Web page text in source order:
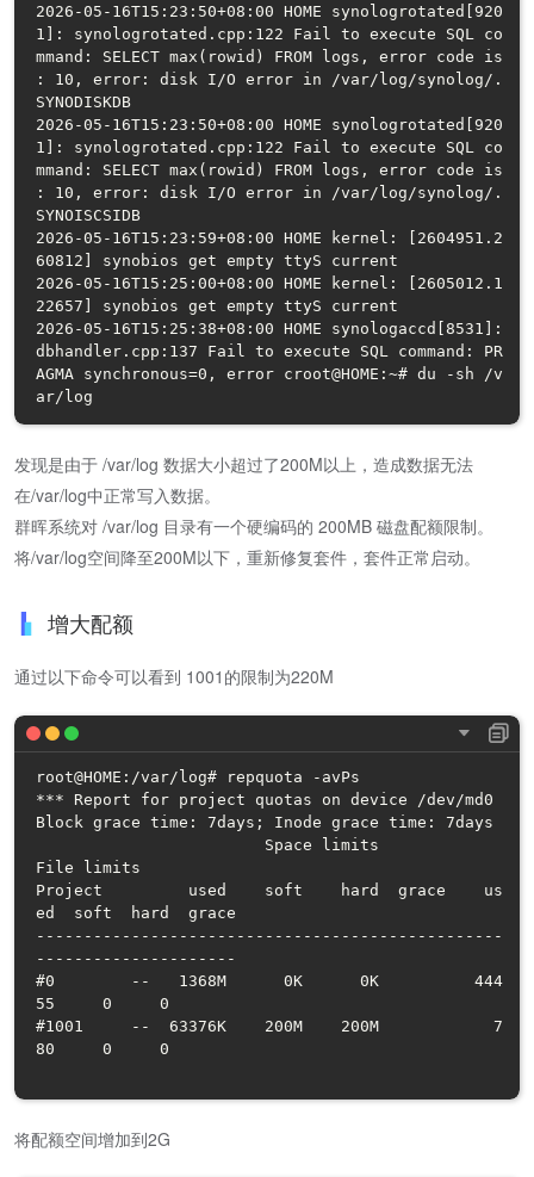
2026-05-16T15:23:50+08:00 HOME synologrotated[920
1]: synologrotated.cpp:122 Fail to execute SQL co
mmand: SELECT max(rowid) FROM logs, error code is
: 10, error: disk I/O error in /var/log/synolog/.
SYNODISKDB
2026-05-16T15:23:50+08:00 HOME synologrotated[920
1]: synologrotated.cpp:122 Fail to execute SQL co
mmand: SELECT max(rowid) FROM logs, error code is
: 10, error: disk I/O error in /var/log/synolog/.
SYNOISCSIDB
2026-05-16T15:23:59+08:00 HOME kernel: [2604951.2
60812] synobios get empty ttyS current
2026-05-16T15:25:00+08:00 HOME kernel: [2605012.1
22657] synobios get empty ttyS current
2026-05-16T15:25:38+08:00 HOME synologaccd[8531]:
dbhandler.cpp:137 Fail to execute SQL command: PR
AGMA synchronous=0, error croot@HOME:~# du -sh /v
发现是由于 /var/log 数据大小超过了200M以上，造成数据无法
在/var/log中正常写入数据。
群晖系统对 /var/log 目录有一个硬编码的 200MB 磁盘配额限制。
将/var/log空间降至200M以下，重新修复套件，套件正常启动。
增大配额
通过以下命令可以看到 1001的限制为220M
root@HOME:/var/log# repquota -avPs
*** Report for project quotas on device /dev/md0
Block grace time: 7days; Inode grace time: 7days
File limits
Project         used    soft    hard  grace    us
ed  soft  hard  grace
-------------------------------------------------
---------------------
#0        --   1368M      0K      0K          444
55     0     0
#1001     --  63376K    200M    200M            7
80     0     0
将配额空间增加到2G